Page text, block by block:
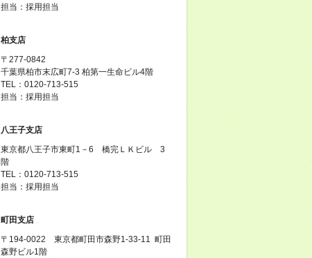
担当：採用担当
柏支店
〒277-0842
千葉県柏市末広町7-3 柏第一生命ビル4階
TEL：0120-713-515
担当：採用担当
八王子支店
東京都八王子市東町1－6 橋完ＬＫビル 3
階
TEL：0120-713-515
担当：採用担当
町田支店
〒194-0022 東京都町田市森野1-33-11 町田
森野ビル1階